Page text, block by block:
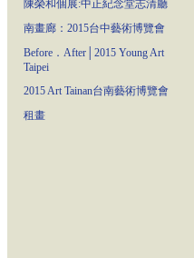
陳榮和個展:中正紀念堂志清廳
南畫廊：2015台中藝術博覽會
Before．After│2015 Young Art
Taipei
2015 Art Tainan台南藝術博覽會
租畫